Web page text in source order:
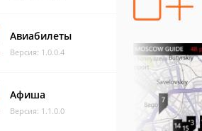
Авиабилеты
Версия: 1.0.0.4
Афиша
Версия: 1.1.0.0